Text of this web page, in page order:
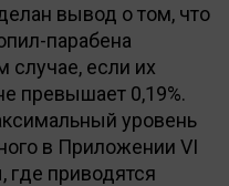
вывод о том, что
парабена
случае, если их
превышает 0,19%.
уровень
в Приложении VI
где приводятся